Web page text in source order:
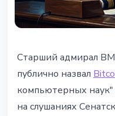
Адмирал
Bitcoin
Старший адмирал
публично назвал
компьютерных
на слушаниях